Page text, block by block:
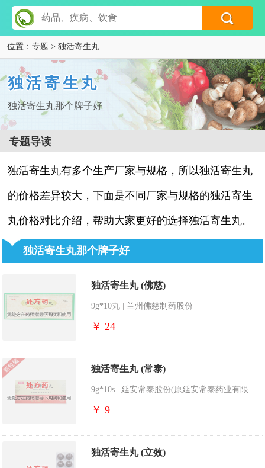
位置： 专题 > 独活寄生丸
独活寄生丸
独活寄生丸那个牌子好
专题导读
独活寄生丸有多个生产厂家与规格，所以独活寄生丸
的价格差异较大，下面是不同厂家与规格的独活寄生
丸价格对比介绍，帮助大家更好的选择独活寄生丸。
独活寄生丸那个牌子好
独活寄生丸 (佛慈)
9g*10丸 | 兰州佛慈制药股份
￥ 24
独活寄生丸 (常泰)
9g*10s | 延安常泰股份(原延安常泰药业有限责任公司)
￥ 9
独活寄生丸 (立效)